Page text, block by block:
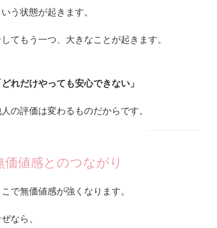
いう状態が起きます。
てもう一つ、大きなことが起きます。
どれだけやっても安心できない」
の評価は変わるものだからです。
価値感とのつながり
こで無価値感が強くなります。
なら、